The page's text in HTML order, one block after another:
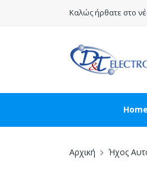
Καλώς ήρθατε στο
Home
Αρχική Ήχος